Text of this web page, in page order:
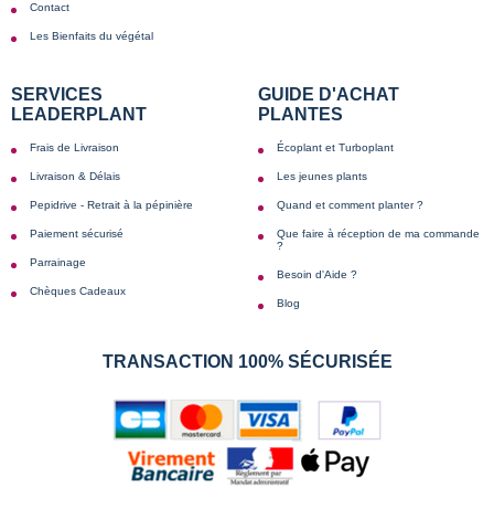
Contact
Les Bienfaits du végétal
SERVICES
LEADERPLANT
Frais de Livraison
Livraison & Délais
Pepidrive - Retrait à la pépinière
Paiement sécurisé
Parrainage
Chèques Cadeaux
GUIDE D'ACHAT
PLANTES
Écoplant et Turboplant
Les jeunes plants
Quand et comment planter ?
Que faire à réception de ma commande
?
Besoin d'Aide ?
Blog
TRANSACTION 100% SÉCURISÉE